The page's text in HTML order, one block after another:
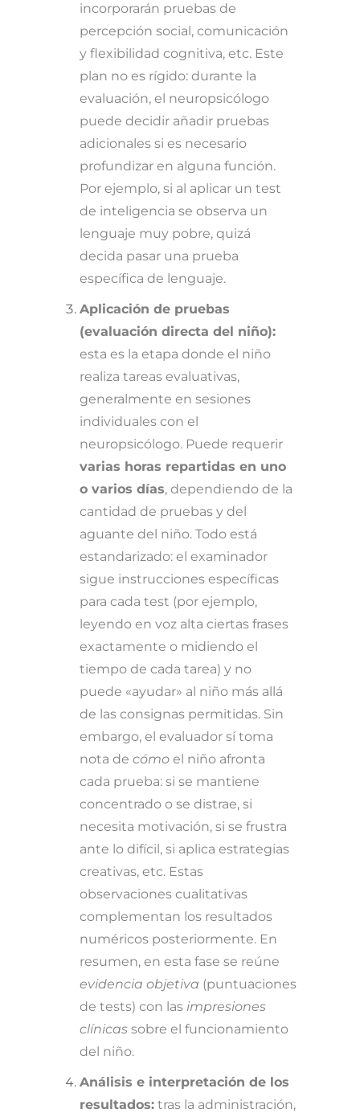
incorporarán pruebas de
percepción social, comunicación
y flexibilidad cognitiva, etc. Este
plan no es rígido: durante la
evaluación, el neuropsicólogo
puede decidir añadir pruebas
adicionales si es necesario
profundizar en alguna función.
Por ejemplo, si al aplicar un test
de inteligencia se observa un
lenguaje muy pobre, quizá
decida pasar una prueba
específica de lenguaje.
Aplicación de pruebas
(evaluación directa del niño):
esta es la etapa donde el niño
realiza tareas evaluativas,
generalmente en sesiones
individuales con el
neuropsicólogo. Puede requerir
varias horas repartidas en uno
o varios días, dependiendo de la
cantidad de pruebas y del
aguante del niño. Todo está
estandarizado: el examinador
sigue instrucciones específicas
para cada test (por ejemplo,
leyendo en voz alta ciertas frases
exactamente o midiendo el
tiempo de cada tarea) y no
puede «ayudar» al niño más allá
de las consignas permitidas. Sin
embargo, el evaluador sí toma
nota de cómo el niño afronta
cada prueba: si se mantiene
concentrado o se distrae, si
necesita motivación, si se frustra
ante lo difícil, si aplica estrategias
creativas, etc. Estas
observaciones cualitativas
complementan los resultados
numéricos posteriormente. En
resumen, en esta fase se reúne
evidencia objetiva (puntuaciones
de tests) con las impresiones
clínicas sobre el funcionamiento
del niño.
Análisis e interpretación de los
resultados: tras la administración,